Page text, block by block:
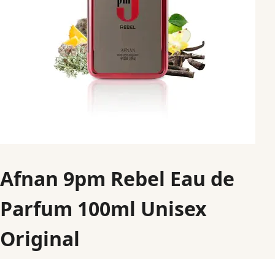
Afnan 9pm Rebel Eau de
Parfum 100ml Unisex
Original